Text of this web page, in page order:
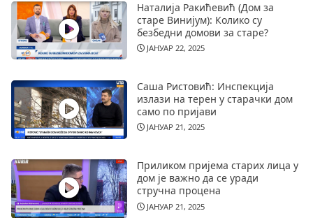
Наталија Ракићевић (Дом за
старе Винијум): Колико су
безбедни домови за старе?
ЈАНУАР 22, 2025
Саша Ристовић: Инспекција
излази на терен у старачки дом
само по пријави
ЈАНУАР 21, 2025
Приликом пријема старих лица у
дом је важно да се уради
стручна процена
ЈАНУАР 21, 2025